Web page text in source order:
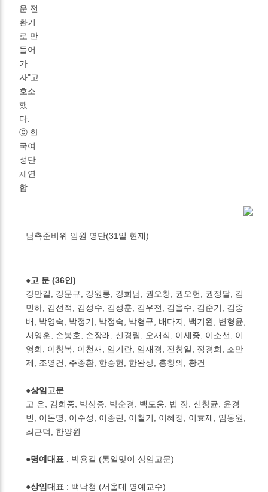
운 전
환기
로 만
들어
가
자"고
호소
했
다.
ⓒ 한
국여
성단
체연
합
남측준비위 임원 명단(31일 현재)
●고 문 (36인)
강만길, 강문규, 강원룡, 강희남, 권오창, 권오헌, 권정달, 김
민하, 김선적, 김성수, 김성훈, 김우전, 김을수, 김준기, 김중
배, 박영숙, 박정기, 박정숙, 박형규, 배다지, 백기완, 변형윤,
서영훈, 손봉호, 손장래, 신경림, 오재식, 이세중, 이소선, 이
영희, 이창복, 이천재, 임기란, 임재경, 전창일, 정경희, 조만
제, 조영건, 주종환, 한승헌, 한완상, 홍창의, 황건
●상임고문
고 은, 김희중, 박상증, 박순경, 백도웅, 법 장, 신창균, 윤경
빈, 이돈명, 이수성, 이종린, 이철기, 이혜정, 이효재, 임동원,
최근덕, 한양원
●명예대표 : 박용길 (통일맞이 상임고문)
●상임대표 : 백낙청 (서울대 명예교수)